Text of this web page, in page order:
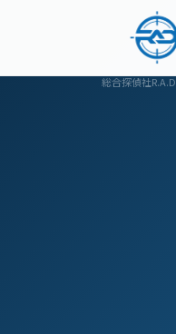
総合探偵社R.A.D